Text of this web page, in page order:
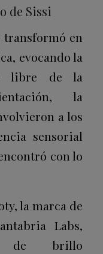
de Sissi
transformó en
evocando la
libre de la
la
a los
sensorial
con lo
la marca de
Labs,
de brillo